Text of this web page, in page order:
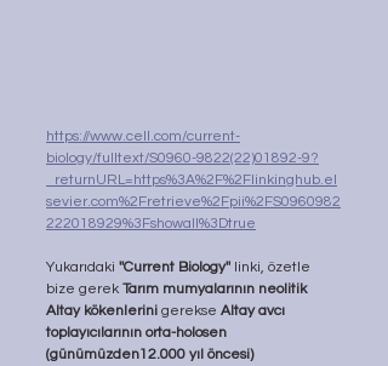
https://www.cell.com/current-
biology/fulltext/S0960-9822(22)01892-9?
_returnURL=https%3A%2F%2Flinkinghub.el
sevier.com%2Fretrieve%2Fpii%2FS0960982
222018929%3Fshowall%3Dtrue
Yukarıdaki ''Current Biology'' linki, özetle
bize gerek Tarım mumyalarının neolitik
Altay kökenlerini gerekse Altay avcı
toplayıcılarının orta-holosen
(günümüzden12.000 yıl öncesi)